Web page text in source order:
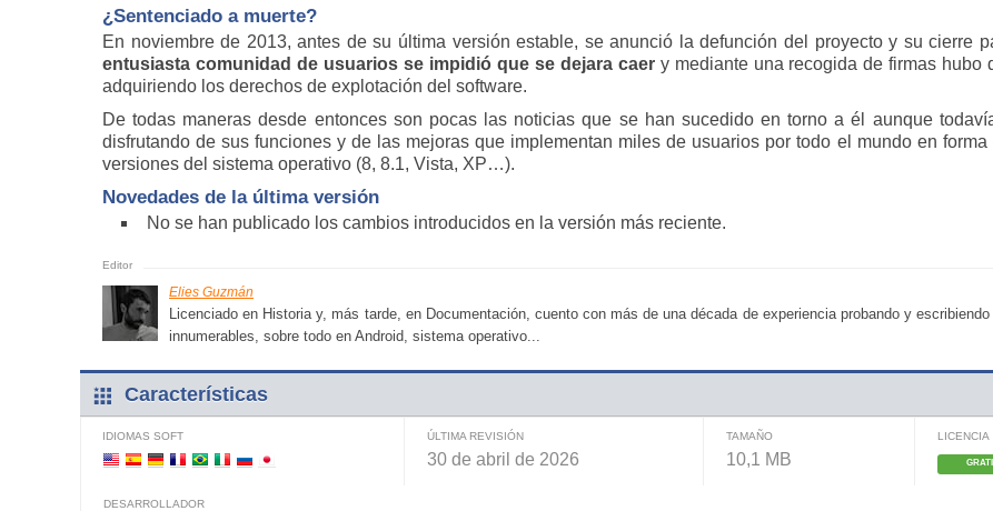
¿Sentenciado a muerte?
En noviembre de 2013, antes de su última versión estable, se anunció la defunción del proyecto y su cierre
entusiasta comunidad de usuarios se impidió que se dejara caery mediante una recogida de firmas hubo
adquiriendo los derechos de explotación del software.
De todas maneras desde entonces son pocas las noticias que se han sucedido en torno a él aunque
disfrutando de sus funciones y de las mejoras que implementan miles de usuarios por todo el mundo en forma
versiones del sistema operativo (8, 8.1, Vista, XP…).
Novedades de la última versión
No se han publicado los cambios introducidos en la versión más reciente.
Elies Guzmán
Licenciado en Historia y, más tarde, en Documentación, cuento con más de una década de experiencia probando y
innumerables, sobre todo en Android, sistema operativo...
Características
IDIOMAS SOFT ÚLTIMA REVISIÓN
30 de abril de 2026
TAMAÑO
10,1 MB
LICENCIA
DESARROLLADOR